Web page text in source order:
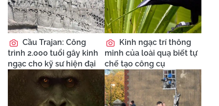
Cầu Trajan: Công
trình 2.000 tuổi gây kinh
ngạc cho kỹ sư hiện đại
Kinh ngạc trí thông
minh của loài quạ biết tự
chế tạo công cụ